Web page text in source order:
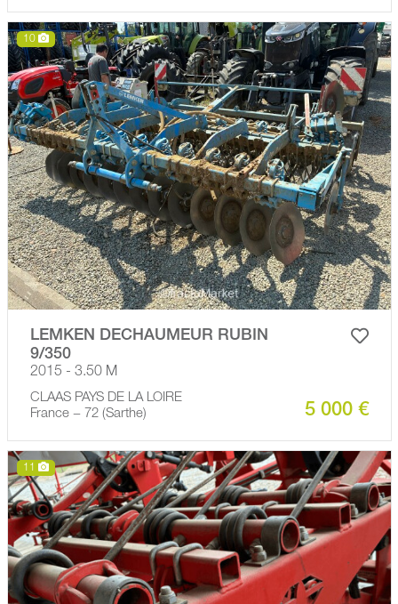
10
LEMKEN DECHAUMEUR RUBIN
9/350
2015 - 3.50 M
CLAAS PAYS DE LA LOIRE
France − 72 (Sarthe)
5 000 €
11